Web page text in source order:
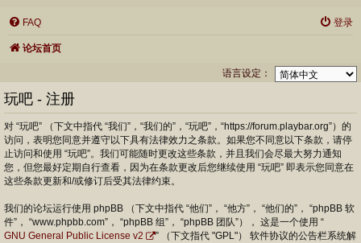
FAQ 登录
论坛首页
语言设定：
玩吧 - 注册
对 “玩吧” （下文中指代 “我们”，“我们的”，“玩吧”，“https://forum.playbar.org”）的
访问，表明您同意并遵守以下具有法律效力之条款。如果您不同意以下条款，请停
止访问和使用 “玩吧”。我们可能随时更改这些条款，并且我们会尽最大努力通知
您，但您最好定期自行查看，因为在条款更改后您继续使用 “玩吧” 即表示您同意在
这些条款更新和/或修订后受其法律约束。
我们的论坛运行使用 phpBB （下文中指代 “他们”， “他方”， “他们的”， “phpBB 软
件”， “www.phpbb.com”， “phpBB 组”， “phpBB 团队”）， 这是一个使用 “
GNU General Public License v2
” （下文指代 "GPL"） 软件协议的公告栏系统解